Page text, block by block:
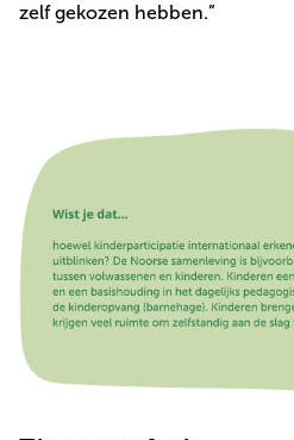
zelf gekozen hebben.”